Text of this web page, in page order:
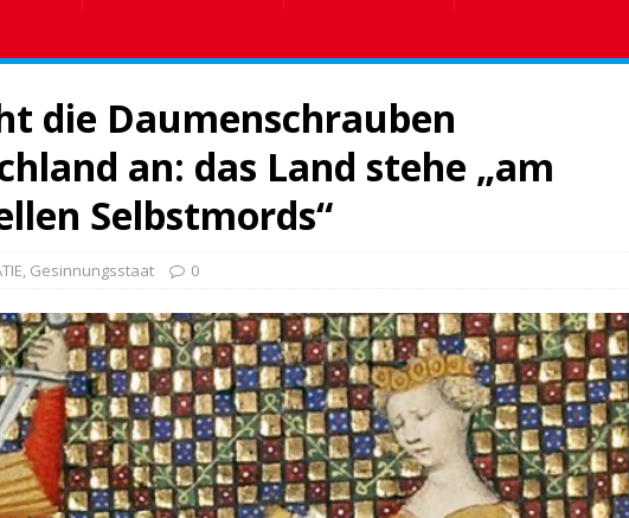
die Daumenschrauben
an: das Land stehe „am
Selbstmords“
, Gesinnungsstaat 0